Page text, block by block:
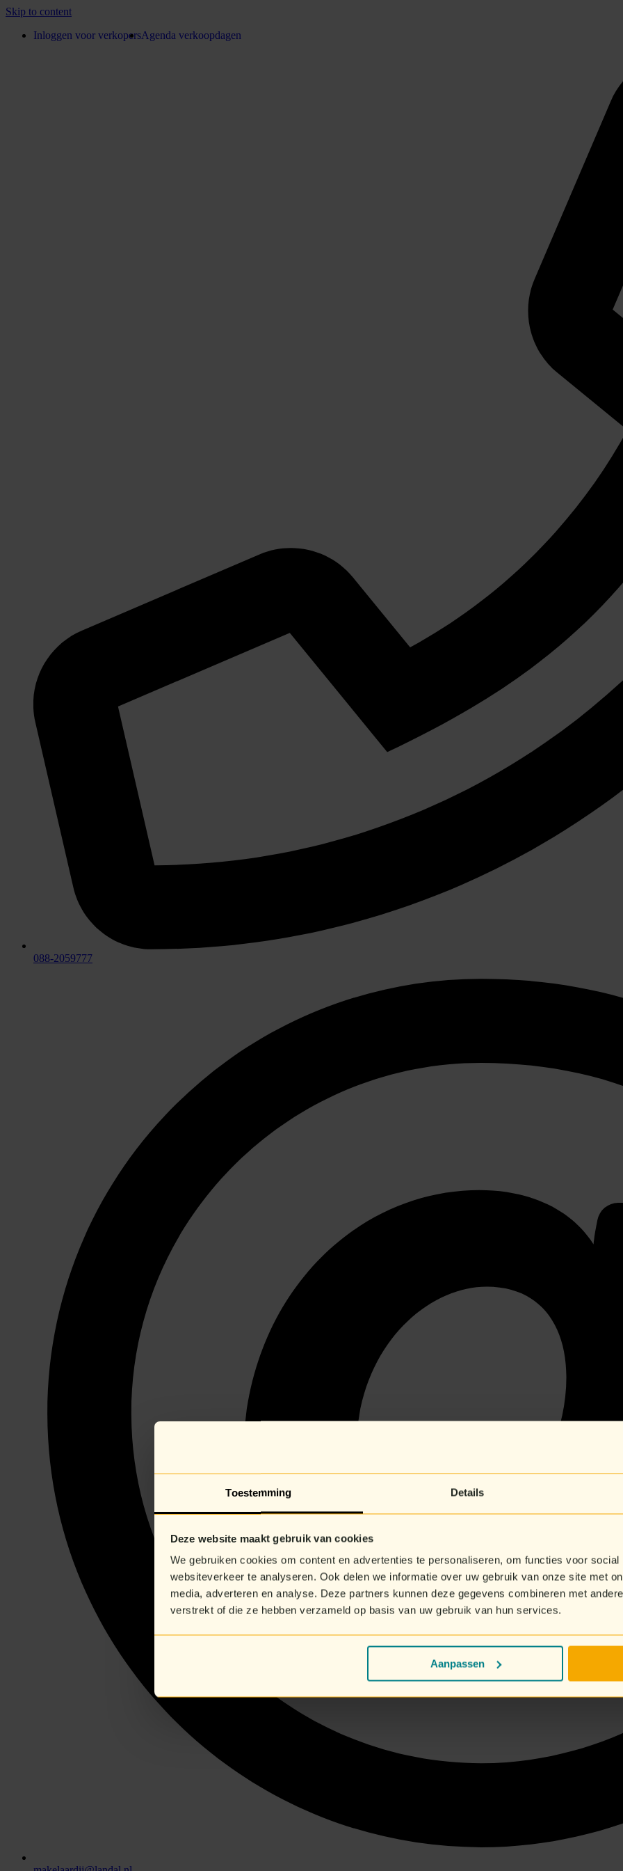
Toestemming Details
Deze website maakt gebruik van cookies
We gebruiken cookies om content en advertenties te personaliseren, om functies voor
websiteverkeer te analyseren. Ook delen we informatie over uw gebruik van onze site met
media, adverteren en analyse. Deze partners kunnen deze gegevens combineren met
verstrekt of die ze hebben verzameld op basis van uw gebruik van hun services.
Aanpassen
Skip to content
Inloggen voor verkopersAgenda verkoopdagen
088-2059777